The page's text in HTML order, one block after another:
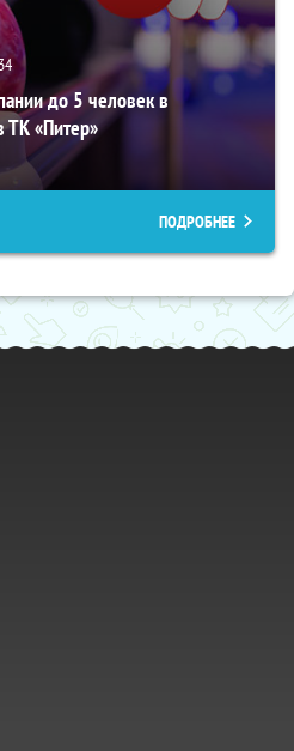
до 5 человек в
ТК «Питер»
ПОДРОБНЕЕ